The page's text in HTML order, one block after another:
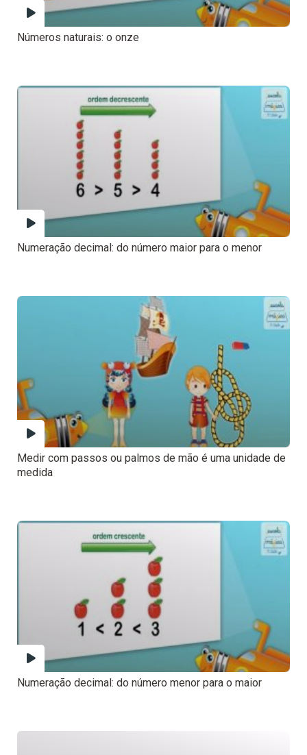
Números naturais: o onze
Numeração decimal: do número maior para o menor
Medir com passos ou palmos de mão é uma unidade de
medida
Numeração decimal: do número menor para o maior